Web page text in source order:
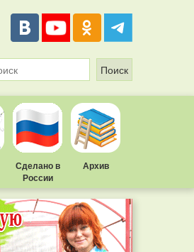
Сделано в
России
Архив